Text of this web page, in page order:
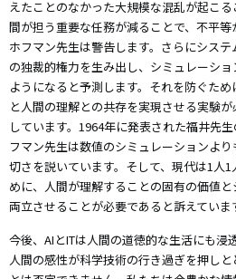
えたことのなかった大規模な混乱が起こ
間が担う重要な任務が減ることで、不平
ホフマン先生は警告します。さらにシス
の独裁的権力を生み出し、シミュレーシ
ようになると予測します。それを防ぐた
と人間の理解との共存を実現させる実験
しています。1964年に発表された福井先
フマン先生は数値のシミュレーションよ
切さを説いています。そして、現代は1人
めに、人間が理解することの固有の価値
両立させることが必要であると訴えていま
今後、AIとITは人間の道徳的な生活にも浸
人間の感性が科学技術の行き過ぎを押し